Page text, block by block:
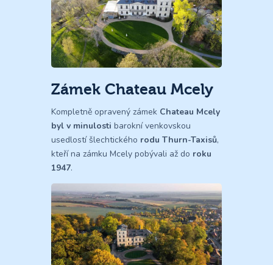
Zámek Chateau Mcely
Kompletně opravený zámek Chateau Mcely
byl v minulosti barokní venkovskou
usedlostí šlechtického rodu Thurn-Taxisů,
kteří na zámku Mcely pobývali až do roku
1947.